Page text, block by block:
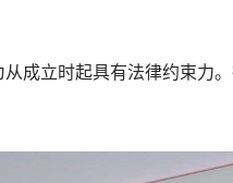
立时起具有法律约束力。